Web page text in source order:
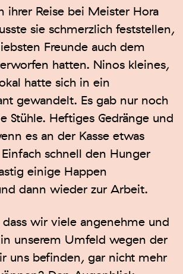
ihrer Reise bei Meister Hora
sie schmerzlich feststellen,
Freunde auch dem
hatten. Ninos kleines,
hatte sich in ein
gewandelt. Es gab nur noch
Stühle. Heftiges Gedränge und
es an der Kasse etwas
schnell den Hunger
einige Happen
dann wieder zur Arbeit.
dass wir viele angenehme und
unserem Umfeld wegen der
uns befinden, gar nicht mehr